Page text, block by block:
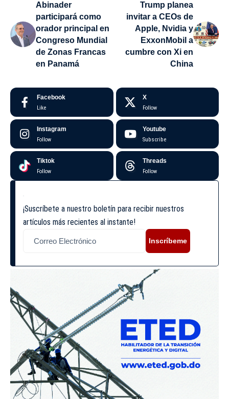
Abinader
participará como
orador principal en
Congreso Mundial
de Zonas Francas
en Panamá
Trump planea
invitar a CEOs de
Apple, Nvidia y
ExxonMobil a
cumbre con Xi en
China
Facebook
Like
X
Follow
Instagram
Follow
Youtube
Subscribe
Tiktok
Follow
Threads
Follow
¡Suscríbete a nuestro boletín para recibir nuestros
artículos más recientes al instante!
Inscríbeme